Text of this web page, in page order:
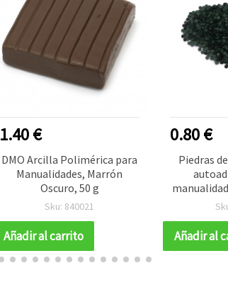
1.40 €
DMO Arcilla Polimérica para
Manualidades, Marrón
Oscuro, 50 g
Sku: 840021
Añadir al carrito
0.80 €
Piedras
2 g
Añadir al